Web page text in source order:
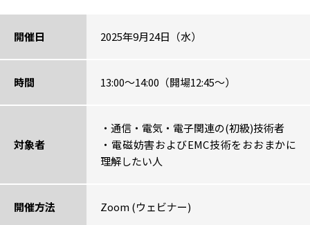
開催日 2025年9月24日（水）
時間 13:00～14:00（開場12:45～）
対象者
・通信・電気・電子関連の(初級)技術者
・電磁妨害およびEMC技術をおおまかに
理解したい人
開催方法 Zoom (ウェビナー)